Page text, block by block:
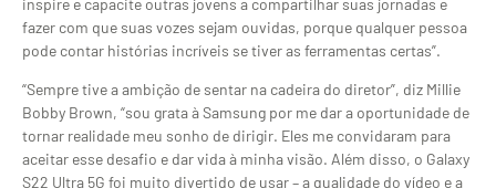
fazer com que suas vozes sejam ouvidas, porque qualquer pessoa
pode contar histórias incríveis se tiver as ferramentas certas”.
“Sempre tive a ambição de sentar na cadeira do diretor”, diz Millie
Bobby Brown, “sou grata à Samsung por me dar a oportunidade de
tornar realidade meu sonho de dirigir. Eles me convidaram para
aceitar esse desafio e dar vida à minha visão. Além disso, o Galaxy
S22 Ultra 5G foi muito divertido de usar – a qualidade do vídeo e a